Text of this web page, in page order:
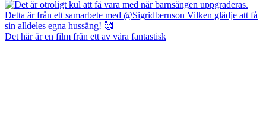
Det här är en film från ett av våra fantastisk